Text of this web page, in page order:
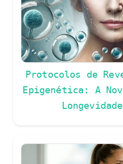
Protocolos de
Epigenética: A
Longevidade